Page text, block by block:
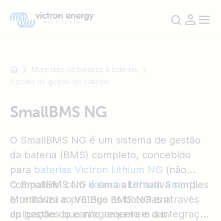
exemplo
Multiplus-
SmartShunt
Monitores de baterias & baterias
Sistema de gestão de baterias
SmallBMS NG
O SmallBMS NG é um sistema de gestão
da bateria (BMS) completo, concebido
para baterias Victron Lithium NG (não
compatível com baterias Lithium Smart).
Monitoriza e protege as baterias através
da gestão do carregamento e das
O SmallBMS NG é uma alternativa simples
e rentável ao VE.Bus BMS NG em
aplicações que não requerem a integração